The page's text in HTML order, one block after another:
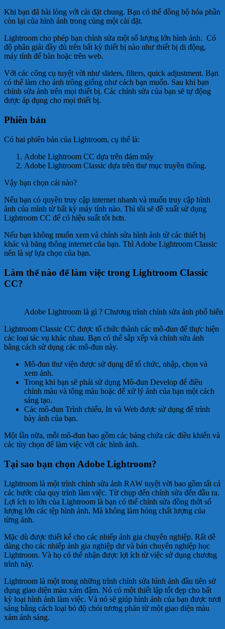
Khi bạn đã hài lòng với cài đặt chung. Bạn có thể đồng bộ hóa phần
còn lại của hình ảnh trong cùng một cài đặt.
Lightroom cho phép bạn chỉnh sửa một số lượng lớn hình ảnh. Có
độ phân giải đầy đủ trên bất kỳ thiết bị nào như thiết bị di động,
máy tính để bàn hoặc trên web.
Với các công cụ tuyệt vời như sliders, filters, quick adjustment. Bạn
có thể làm cho ảnh trông giống như cách bạn muốn. Sau khi bạn
chỉnh sửa ảnh trên mọi thiết bị. Các chỉnh sửa của bạn sẽ tự động
được áp dụng cho mọi thiết bị.
Phiên bản
Có hai phiên bản của Lightroom, cụ thể là:
Adobe Lightroom CC dựa trên đám mây
Adobe Lightroom Classic dựa trên thư mục truyền thống.
Vậy bạn chọn cái nào?
Nếu bạn có quyền truy cập internet nhanh và muốn truy cập hình
ảnh của mình từ bất kỳ máy tính nào. Thì tôi sẽ đề xuất sử dụng
Lightroom CC để có hiệu suất tốt hơn.
Nếu bạn không muốn xem và chỉnh sửa hình ảnh từ các thiết bị
khác và băng thông internet của bạn. Thì Adobe Lightroom Classic
nên là sự lựa chọn của bạn.
Làm thế nào để làm việc trong Lightroom Classic
CC?
Adobe Lightroom là gì ? Chương trình chỉnh sửa ảnh phổ biến
Lightroom Classic CC được tổ chức thành các mô-đun để thực hiện
các loại tác vụ khác nhau. Bạn có thể sắp xếp và chỉnh sửa ảnh
bằng cách sử dụng các mô-đun này.
Mô-đun thư viện được sử dụng để tổ chức, nhập, chọn và
xem ảnh.
Trong khi bạn sẽ phải sử dụng Mô-đun Develop để điều
chỉnh màu và tông màu hoặc để xử lý ảnh của bạn một cách
sáng tạo.
Các mô-đun Trình chiếu, In và Web được sử dụng để trình
bày ảnh của bạn.
Một lần nữa, mỗi mô-đun bao gồm các bảng chứa các điều khiển và
các tùy chọn để làm việc với các hình ảnh.
Tại sao bạn chọn Adobe Lightroom?
Lightroom là một trình chỉnh sửa ảnh RAW tuyệt vời bao gồm tất cả
các bước của quy trình làm việc. Từ chụp đến chỉnh sửa đến đầu ra.
Lợi ích to lớn của Lightroom là bạn có thể chỉnh sửa đồng thời số
lượng lớn các tệp hình ảnh. Mà không làm hỏng chất lượng của
từng ảnh.
Mặc dù được thiết kế cho các nhiếp ảnh gia chuyên nghiệp. Rất dễ
dàng cho các nhiếp ảnh gia nghiệp dư và bán chuyên nghiệp học
Lightroom. Và họ có thể nhận được lợi ích từ việc sử dụng chương
trình này.
Lightroom là một trong những trình chỉnh sửa hình ảnh đầu tiên sử
dụng giao diện màu xám đậm. Nó có một thiết lập tốt đẹp cho bất
kỳ loại hình ảnh làm việc. Và nó sẽ giúp hình ảnh của bạn được tươi
sáng bằng cách loại bỏ độ chói tương phản từ một giao diện màu
xám ánh sáng.